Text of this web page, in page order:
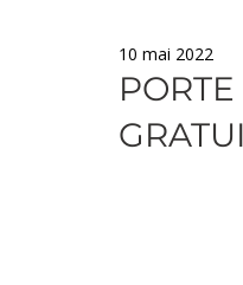
10 mai 2022